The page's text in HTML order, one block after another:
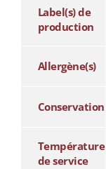
Label(s) de
production
Allergène(s)
Conservation
Température
de service